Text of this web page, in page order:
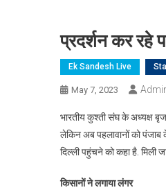
प्रदर्शन कर रहे
Ek Sandesh Live
May 7, 2023
भारतीय कुश्ती संघ के अध्यक्ष
लेकिन अब पहलावानों को पंजाब
दिल्ली पहुंचने को कहा है. मिली
किसानों ने लगाया लंगर